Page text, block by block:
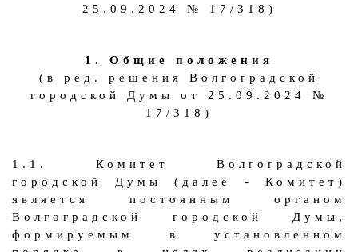
25.09.2024 № 17/318)
1. Общие положения
(в ред. решения Волгоградской
городской Думы от 25.09.2024 №
17/318)
1.1. Комитет Волгоградской
городской Думы (далее - Комитет)
является постоянным органом
Волгоградской городской Думы,
формируемым в установленном